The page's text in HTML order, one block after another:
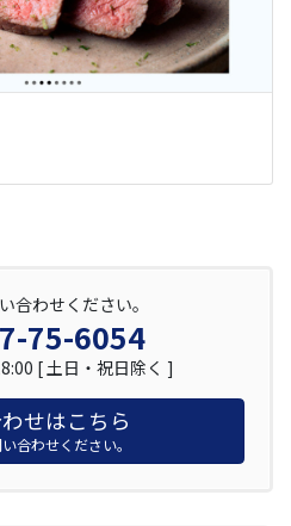
合わせください。
75-6054
[ 土日・祝日除く ]
せはこちら
合わせください。